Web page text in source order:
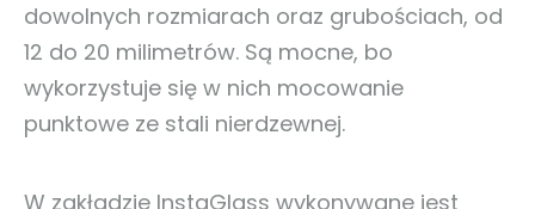
dowolnych rozmiarach oraz grubościach, od
12 do 20 milimetrów. Są mocne, bo
wykorzystuje się w nich mocowanie
punktowe ze stali nierdzewnej.
W zakładzie InstaGlass wykonywane jest